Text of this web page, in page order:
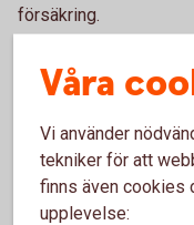
försäkring.
Skaffa försäkring
Ring oss
Vi hjälper dig gärna
Våra
Vi använder
tekniker för att
finns även cookies
upplevelse: